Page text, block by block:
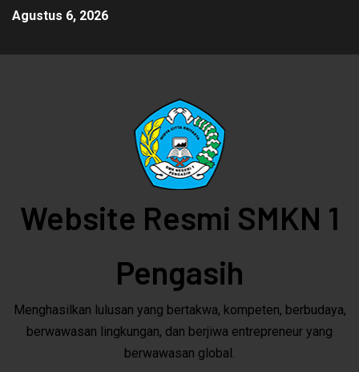
Agustus 6, 2026
Website Resmi SMKN 1
Pengasih
Menghasilkan lulusan yang bertakwa, kompeten, berbudaya,
berwawasan lingkungan, dan berjiwa entrepreneur yang
berwawasan global.